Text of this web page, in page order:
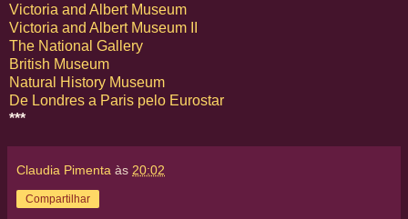
Victoria and Albert Museum
Victoria and Albert Museum II
The National Gallery
British Museum
Natural History Museum
De Londres a Paris pelo Eurostar
***
Claudia Pimenta às 20:02
Compartilhar